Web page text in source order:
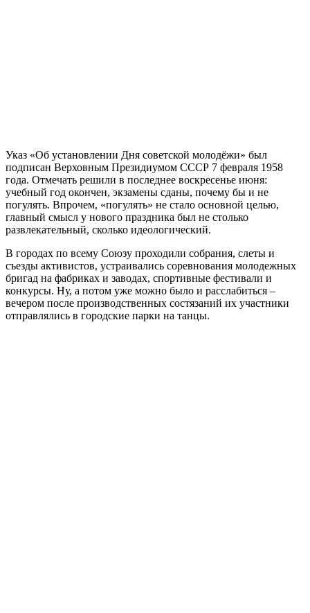
Указ «Об установлении Дня советской молодёжи» был
подписан Верховным Президиумом СССР 7 февраля 1958
года. Отмечать решили в последнее воскресенье июня:
учебный год окончен, экзамены сданы, почему бы и не
погулять. Впрочем, «погулять» не стало основной целью,
главный смысл у нового праздника был не столько
развлекательный, сколько идеологический.
В городах по всему Союзу проходили собрания, слеты и
съезды активистов, устраивались соревнования молодежных
бригад на фабриках и заводах, спортивные фестивали и
конкурсы. Ну, а потом уже можно было и расслабиться –
вечером после производственных состязаний их участники
отправлялись в городские парки на танцы.